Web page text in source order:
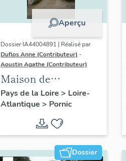
Aperçu
Dossier IA44004891 | Réalisé par
Duflos Anne (Contributeur) -
Aoustin Agathe (Contributeur)
Maison de
villégiature
balnéaire dite Chalet
Gautier, 1 rue de la
Brandelle
Pays de la Loire > Loire-
Atlantique > Pornic
Dossier